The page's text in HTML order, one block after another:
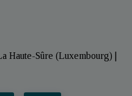
Haute-Sûre (Luxembourg)